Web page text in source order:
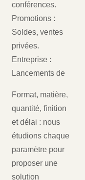
conférences.
Promotions :
Soldes, ventes
privées.
Entreprise :
Lancements de
Format, matière,
quantité, finition
et délai : nous
étudions chaque
paramètre pour
proposer une
solution